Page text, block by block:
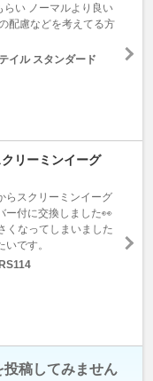
らい ノーマルより良い
配慮などを考えてる方
イル スタンダード
リーミンイーグ
らスクリーミンイーグ
ー付に交換しました👀
くなってしまいました
です。
稿してみません